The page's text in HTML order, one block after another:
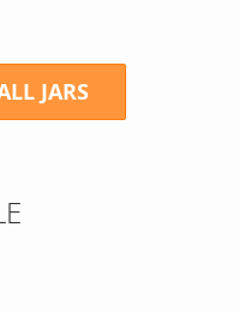
JARS